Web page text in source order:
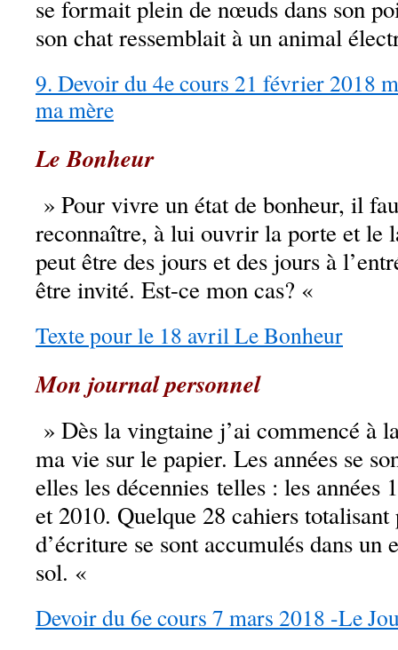
se formait plein de nœuds dans son
son chat ressemblait à un animal
9. Devoir du 4e cours 21 février 2018
ma mère
Le Bonheur
» Pour vivre un état de bonheur, il
reconnaître, à lui ouvrir la porte et le
peut être des jours et des jours à
être invité. Est-ce mon cas? «
Texte pour le 18 avril Le Bonheur
Mon journal personnel
» Dès la vingtaine j’ai commencé à
ma vie sur le papier. Les années se
elles les décennies telles : les années
et 2010. Quelque 28 cahiers totalisant
d’écriture se sont accumulés dans un
sol. «
Devoir du 6e cours 7 mars 2018 -Le